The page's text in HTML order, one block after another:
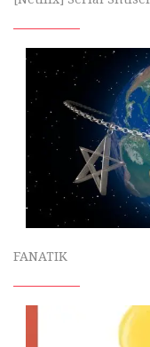
FANATIK